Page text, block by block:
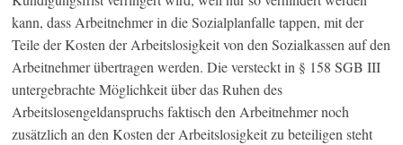
kann, dass Arbeitnehmer in die Sozialplanfalle tappen, mit der
Teile der Kosten der Arbeitslosigkeit von den Sozialkassen auf den
Arbeitnehmer übertragen werden. Die versteckt in § 158 SGB III
untergebrachte Möglichkeit über das Ruhen des
Arbeitslosengeldanspruchs faktisch den Arbeitnehmer noch
zusätzlich an den Kosten der Arbeitslosigkeit zu beteiligen steht